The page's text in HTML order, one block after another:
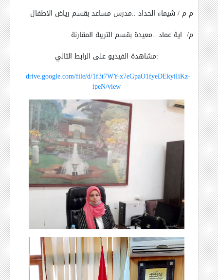
م م /شيماء الحداد ..مدرس مساعد بقسم رياض الاطفال
م/ اية عماد ..معيدة بقسم التربية المقارنة
مشاهدة الفيديو على الرابط التالي:
drive.google.com/file/d/1f3t7WY-x7eGpaO1fyeDEkyiIiKz-
ipeN/view